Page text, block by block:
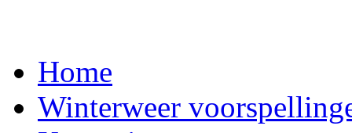
Home
Winterweer